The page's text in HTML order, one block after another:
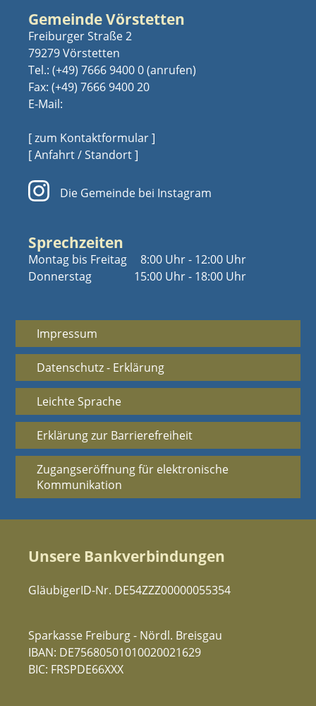
Gemeinde Vörstetten
Freiburger Straße 2
79279 Vörstetten
Tel.: (+49) 7666 9400 0
Fax: (+49) 7666 9400 20
E-Mail:
[ zum Kontaktformular ]
[ Anfahrt / Standort ]
Die Gemeinde bei Instagram
Sprechzeiten
Montag bis Freitag
Donnerstag
8:00 Uhr - 12:00 Uhr
15:00 Uhr - 18:00 Uhr
Impressum
Datenschutz - Erklärung
Leichte Sprache
Erklärung zur Barrierefreiheit
Zugangseröffnung für elektronische
Kommunikation
Unsere Bankverbindungen
GläubigerID-Nr. DE54ZZZ00000055354
Sparkasse Freiburg - Nördl. Breisgau
IBAN: DE75680501010020021629
BIC: FRSPDE66XXX